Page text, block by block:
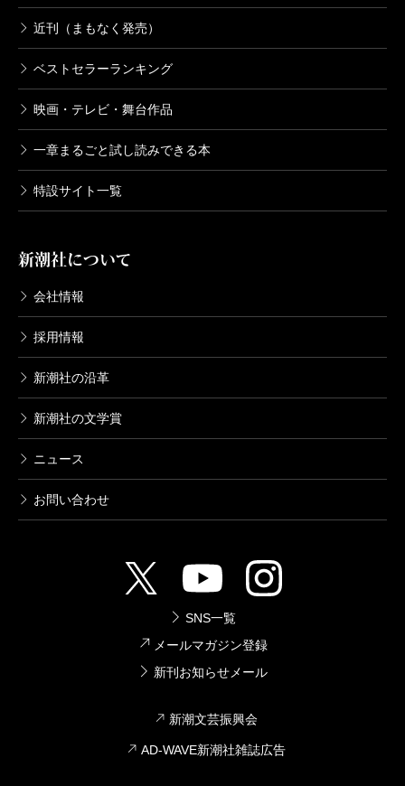
近刊（まもなく発売）
ベストセラーランキング
映画・テレビ・舞台作品
一章まるごと試し読みできる本
特設サイト一覧
新潮社について
会社情報
採用情報
新潮社の沿革
新潮社の文学賞
ニュース
お問い合わせ
SNS一覧
メールマガジン登録
新刊お知らせメール
新潮文芸振興会
AD-WAVE新潮社雑誌広告